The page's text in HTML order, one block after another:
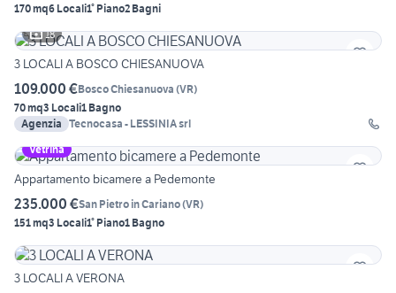
170 mq6 Locali1° Piano2 Bagni
18
3 LOCALI A BOSCO CHIESANUOVA
109.000 €Bosco Chiesanuova (VR)
70 mq3 Locali1 Bagno
Agenzia Tecnocasa - LESSINIA srl
Vetrina
Appartamento bicamere a Pedemonte
235.000 €San Pietro in Cariano(VR)
151 mq3 Locali1° Piano1 Bagno
3 LOCALI A VERONA